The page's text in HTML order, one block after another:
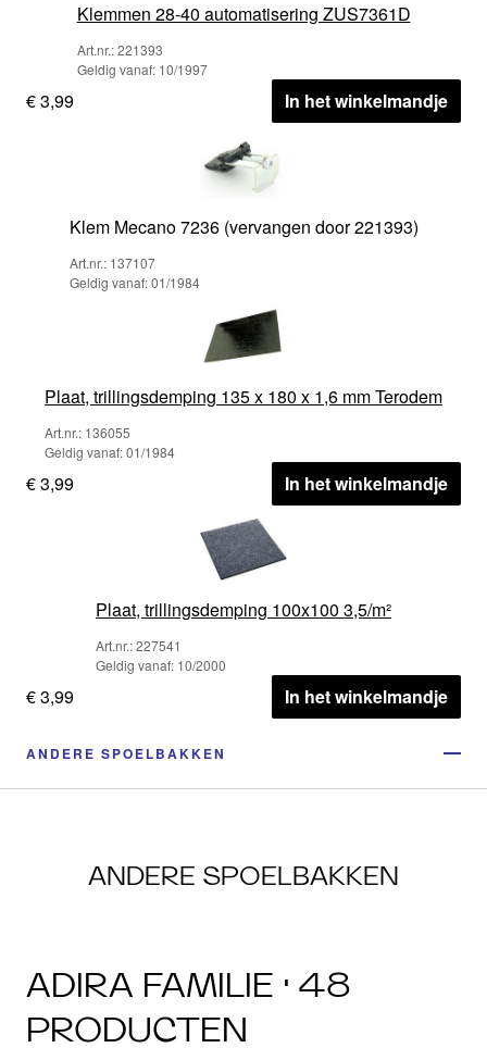
Klemmen 28-40 automatisering ZUS7361D
Art.nr.: 221393
Geldig vanaf: 10/1997
€ 3,99 In het winkelmandje
Klem Mecano 7236 (vervangen door 221393)
Art.nr.: 137107
Geldig vanaf: 01/1984
Plaat, trillingsdemping 135 x 180 x 1,6 mm Terodem
Art.nr.: 136055
Geldig vanaf: 01/1984
€ 3,99 In het winkelmandje
Plaat, trillingsdemping 100x100 3,5/m²
Art.nr.: 227541
Geldig vanaf: 10/2000
€ 3,99 In het winkelmandje
ANDERE SPOELBAKKEN
ANDERE SPOELBAKKEN
ADIRA FAMILIE · 48
PRODUCTEN